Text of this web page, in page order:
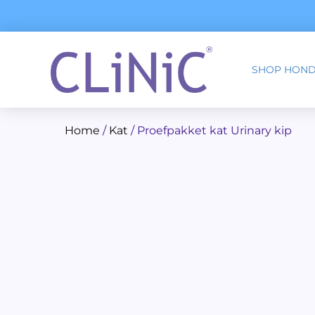
SHOP HOND
Home / Kat / Proefpakket kat Urinary kip